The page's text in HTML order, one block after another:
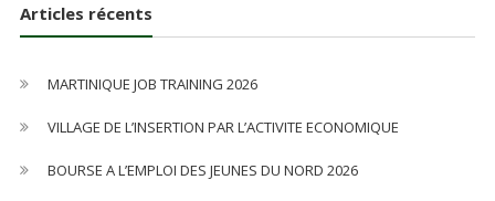
Articles récents
MARTINIQUE JOB TRAINING 2026
VILLAGE DE L’INSERTION PAR L’ACTIVITE ECONOMIQUE
BOURSE A L’EMPLOI DES JEUNES DU NORD 2026